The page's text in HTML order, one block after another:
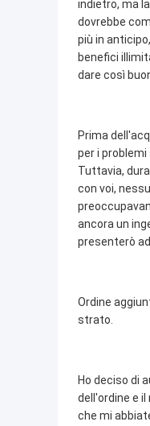
indietro, ma
dovrebbe
più in
benefici
dare così
Prima
per i
Tuttavia,
con voi,
ancora un
presenterò
Ordine
strato.
Ho deciso di
dell'ordine e
che mi